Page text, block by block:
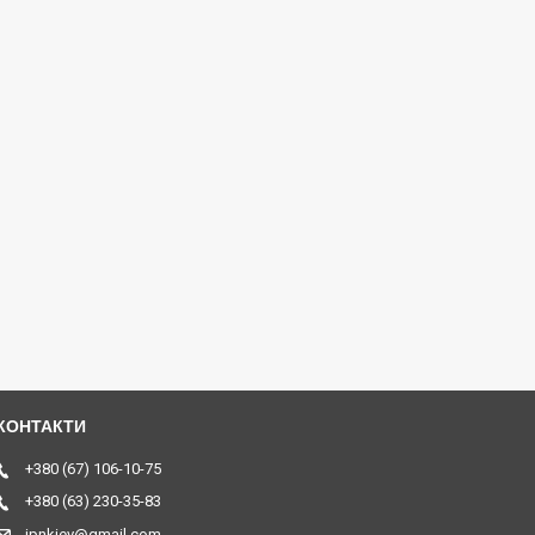
+380 (67) 106-10-75
+380 (63) 230-35-83